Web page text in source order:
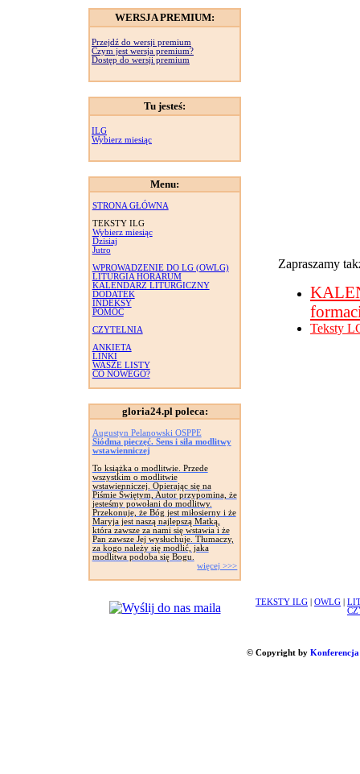
WERSJA PREMIUM:
Przejdź do wersji premium
Czym jest wersja premium?
Dostęp do wersji premium
Tu jesteś:
ILG
Wybierz miesiąc
Menu:
STRONA GŁÓWNA
TEKSTY ILG
Wybierz miesiąc
Dzisiaj
Jutro
WPROWADZENIE DO LG (OWLG)
LITURGIA HORARUM
KALENDARZ LITURGICZNY
DODATEK
INDEKSY
POMOC
CZYTELNIA
ANKIETA
LINKI
WASZE LISTY
CO NOWEGO?
gloria24.pl poleca:
Augustyn Pelanowski OSPPE
Siódma pieczęć. Sens i siła modlitwy
wstawienniczej
To książka o modlitwie. Przede
wszystkim o modlitwie
wstawienniczej. Opierając się na
Piśmie Świętym, Autor przypomina, że
jesteśmy powołani do modlitwy.
Przekonuje, że Bóg jest miłosierny i że
Maryja jest naszą najlepszą Matką,
która zawsze za nami się wstawia i że
Pan zawsze Jej wysłuchuje. Tłumaczy,
za kogo należy się modlić, jaka
modlitwa podoba się Bogu.
więcej >>>
Zapraszamy
Teksty
TEKSTY ILG OWLG
© Copyright by Konferencja